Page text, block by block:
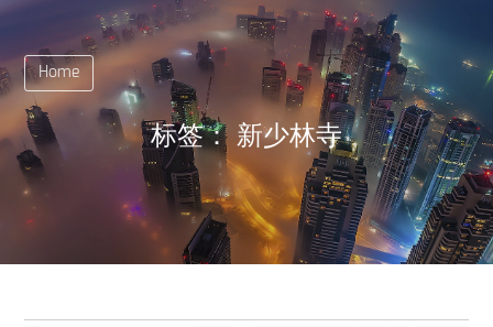
Home
标签： 新少林寺